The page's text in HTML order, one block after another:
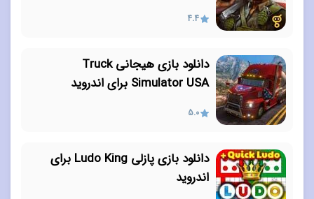
4.4
دانلود بازی هیجانی Truck
Simulator USA برای اندروید
5.0
دانلود بازی پازلی Ludo King برای
اندروید